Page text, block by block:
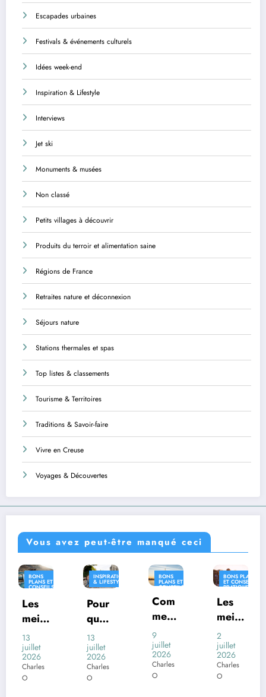
Escapades urbaines
Festivals & événements culturels
Idées week-end
Inspiration & Lifestyle
Interviews
Jet ski
Monuments & musées
Non classé
Petits villages à découvrir
Produits du terroir et alimentation saine
Régions de France
Retraites nature et déconnexion
Séjours nature
Stations thermales et spas
Top listes & classements
Tourisme & Territoires
Traditions & Savoir-faire
Vivre en Creuse
Voyages & Découvertes
Vous avez peut-être manqué ceci
INSPIRATION
& LIFESTYLE
Pour
quoi
certai
nes
com
mune
13
juillet
2026
Charles
O
BONS
PLANS ET
CONSEILS
Com
ment
voya
ger
en
Franc
9
juillet
2026
Charles
O
BONS PLANS
ET CONSEILS
PRATIQUES
INSPIRATION
& LIFESTYLE
Les
meill
eures
desti
natio
ns
2
juillet
2026
Charles
O
INSPIRATION
& LIFESTYLE
Où
vivre
en
Franc
e
avec
26
juin
2026
Charles
O